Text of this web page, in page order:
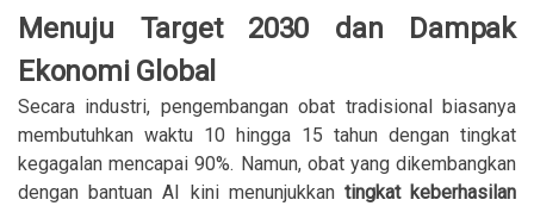
Menuju Target 2030 dan Dampak
Ekonomi Global
Secara industri, pengembangan obat tradisional biasanya
membutuhkan waktu 10 hingga 15 tahun dengan tingkat
kegagalan mencapai 90%. Namun, obat yang dikembangkan
dengan bantuan AI kini menunjukkan tingkat keberhasilan